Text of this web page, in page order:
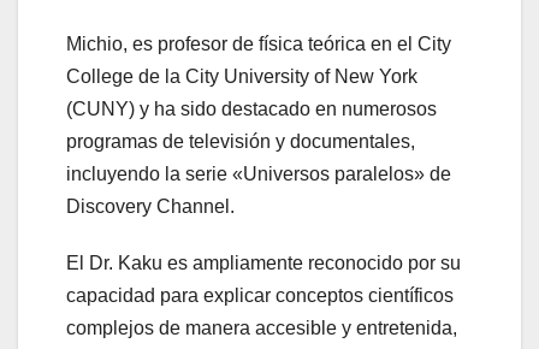
Michio, es profesor de física teórica en el City
College de la City University of New York
(CUNY) y ha sido destacado en numerosos
programas de televisión y documentales,
incluyendo la serie «Universos paralelos» de
Discovery Channel.
El Dr. Kaku es ampliamente reconocido por su
capacidad para explicar conceptos científicos
complejos de manera accesible y entretenida,